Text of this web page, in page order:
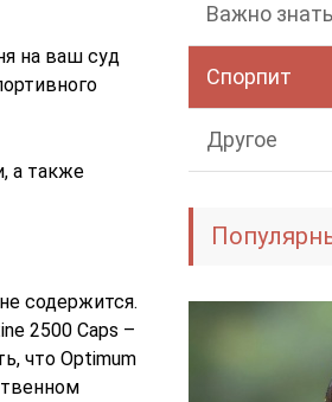
на ваш суд
а также
содержится.
2500 Caps –
что Optimum
Важно знать
Спорпит
Другое